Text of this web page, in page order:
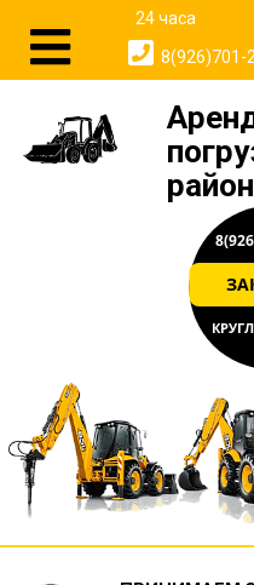
район
24 часа
8(926)701-